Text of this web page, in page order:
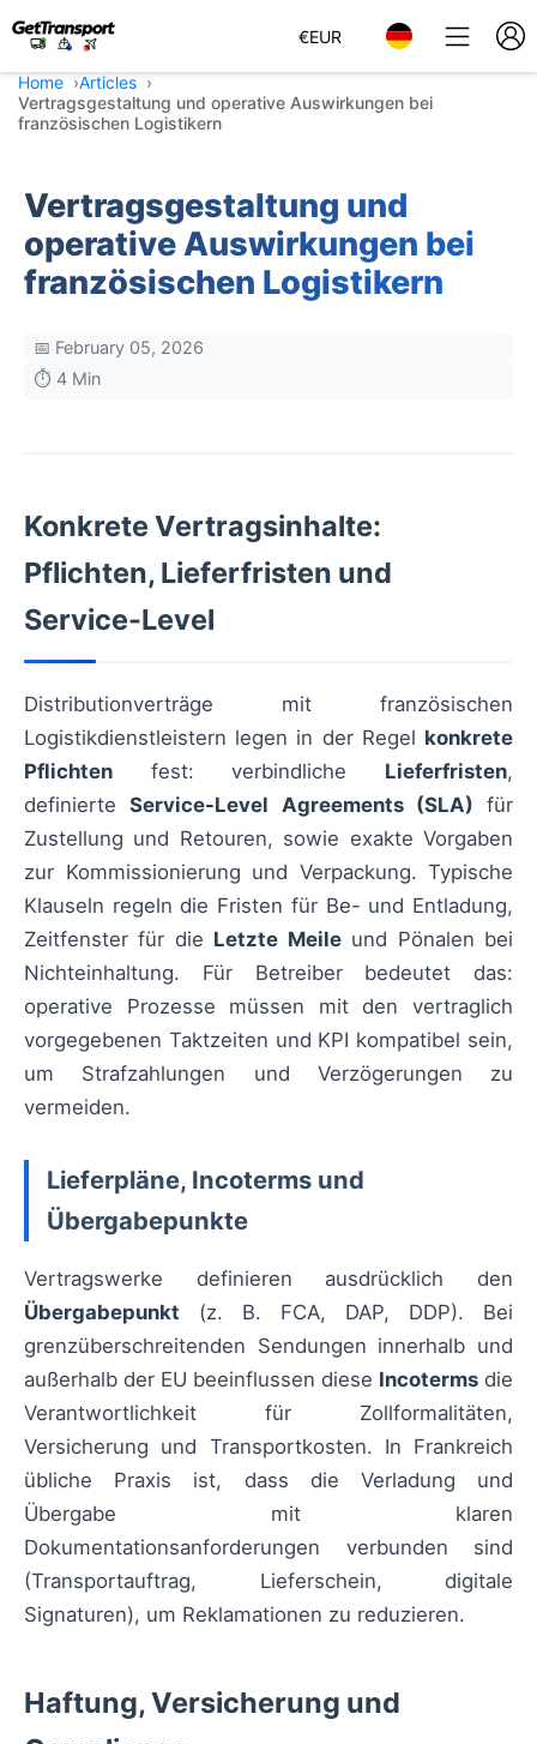
€EUR
Home
Articles
Vertragsgestaltung und operative Auswirkungen bei
französischen Logistikern
Vertragsgestaltung und
operative Auswirkungen bei
französischen Logistikern
📅 February 05, 2026
⏱️ 4 Min
Konkrete Vertragsinhalte:
Pflichten, Lieferfristen und
Service-Level
Distributionverträge mit französischen
Logistikdienstleistern legen in der Regel konkrete
Pflichten fest: verbindliche Lieferfristen,
definierteService-Level Agreements (SLA) für
Zustellung und Retouren, sowie exakte Vorgaben
zur Kommissionierung und Verpackung. Typische
Klauseln regeln die Fristen für Be- und Entladung,
Zeitfenster für die Letzte Meileund Pönalen bei
Nichteinhaltung. Für Betreiber bedeutet das:
operative Prozesse müssen mit den vertraglich
vorgegebenen Taktzeiten und KPI kompatibel sein,
um Strafzahlungen und Verzögerungen zu
vermeiden.
Lieferpläne, Incoterms und
Übergabepunkte
Vertragswerke definieren ausdrücklich den
Übergabepunkt (z. B. FCA, DAP, DDP). Bei
grenzüberschreitenden Sendungen innerhalb und
außerhalb der EU beeinflussen diese Incoterms die
Verantwortlichkeit für Zollformalitäten,
Versicherung und Transportkosten. In Frankreich
übliche Praxis ist, dass die Verladung und
Übergabe mit klaren
Dokumentationsanforderungen verbunden sind
(Transportauftrag, Lieferschein, digitale
Signaturen), um Reklamationen zu reduzieren.
Haftung, Versicherung und